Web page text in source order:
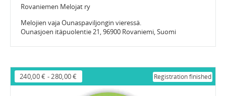
Rovaniemen Melojat ry
Melojien vaja Ounaspaviljongin vieressä.
Ounasjoen itäpuolentie 21, 96900 Rovaniemi, Suomi
240,00 € -280,00 € Registration finished